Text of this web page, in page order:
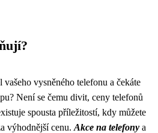
vysněného telefonu a čekáte
Není se čemu divit, ceny telefonů
spousta příležitostí, kdy můžete
výhodnější cenu. Akce na telefony a